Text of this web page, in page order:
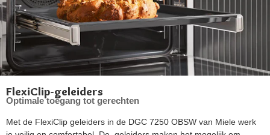
FlexiClip-geleiders
Optimale toegang tot gerechten
Met de FlexiClip geleiders in de DGC 7250 OBSW van Miele werk